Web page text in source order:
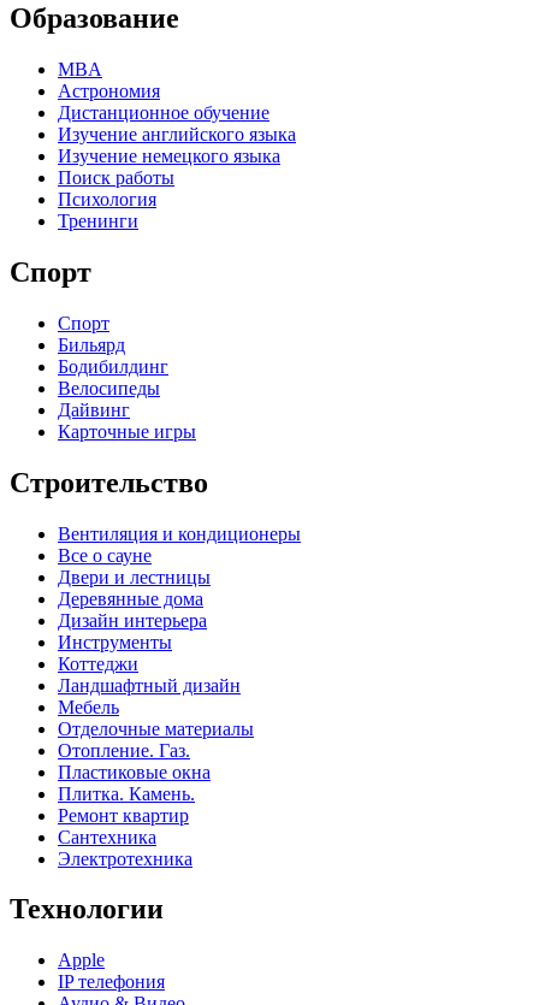
Образование
MBA
Астрономия
Дистанционное обучение
Изучение английского языка
Изучение немецкого языка
Поиск работы
Психология
Тренинги
Спорт
Спорт
Бильярд
Бодибилдинг
Велосипеды
Дайвинг
Карточные игры
Строительство
Вентиляция и кондиционеры
Все о сауне
Двери и лестницы
Деревянные дома
Дизайн интерьера
Инструменты
Коттеджи
Ландшафтный дизайн
Мебель
Отделочные материалы
Отопление. Газ.
Пластиковые окна
Плитка. Камень.
Ремонт квартир
Сантехника
Электротехника
Технологии
Apple
IP телефония